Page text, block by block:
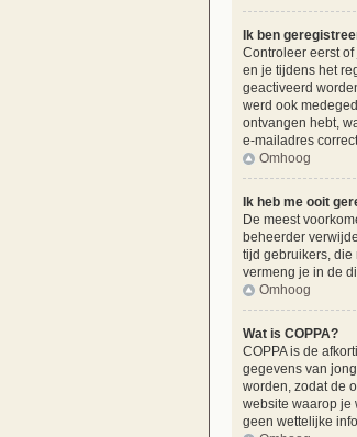
Ik ben
Controleer eerst
en je tijdens het
geactiveerd
werd ook
ontvangen hebt,
e-mailadres
Omhoog
Ik heb me ooit
De meest
beheerder
tijd gebruikers, die
vermeng je in de
Omhoog
Wat is COPPA?
COPPA is de
gegevens van
worden, zodat de
website waarop je
geen wettelijke